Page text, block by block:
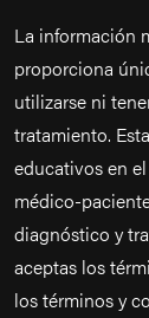
La información
proporciona
utilizarse ni
tratamiento.
educativos en
médico-
diagnóstico y
aceptas los
los términos y